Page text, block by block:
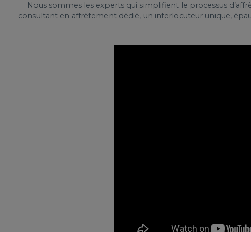
Nous sommes les experts qui simplifient le processus
consultant en affrètement dédié, un interlocuteur unique,